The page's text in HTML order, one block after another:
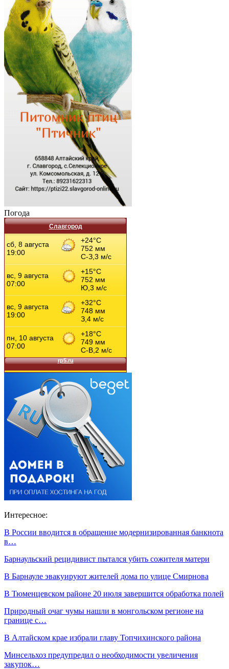
Погода
Славгород
Интересное:
В России вводится в обращение модернизированная банкнота
в…
Барнаульский рецидивист пытался убить сожителя матери
В Барнауле эвакуируют жителей дома по улице Смирнова
В Тюменцевском районе 20 июля завершится обработка полей
Природный очаг чумы нашли в монгольском регионе на
границе с…
В Алтайском крае избрали главу Топчихинского района
Минсельхоз предупредил о необходимости увеличения
закупок…